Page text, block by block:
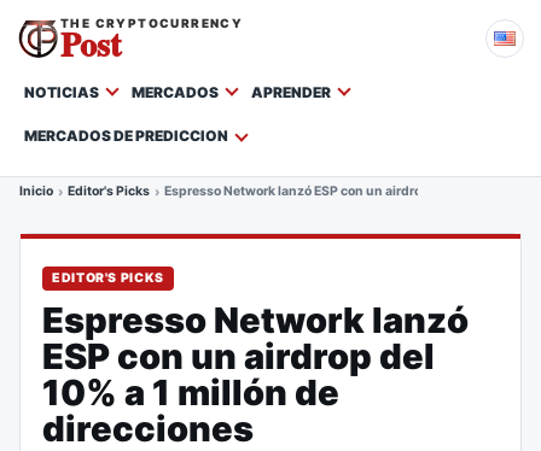
THE CRYPTOCURRENCY
Post
NOTICIAS MERCADOS APRENDER
MERCADOS DE PREDICCION
Inicio Editor's Picks Espresso Network lanzó ESP con un airdrop del 10% a 1
EDITOR'S PICKS
Espresso Network lanzó
ESP con un airdrop del
10% a 1 millón de
direcciones